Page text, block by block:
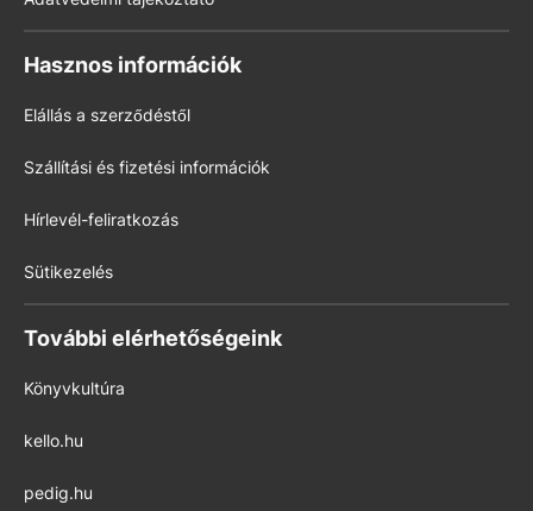
Hasznos információk
Elállás a szerződéstől
Szállítási és fizetési információk
Hírlevél-feliratkozás
Sütikezelés
További elérhetőségeink
Könyvkultúra
kello.hu
pedig.hu